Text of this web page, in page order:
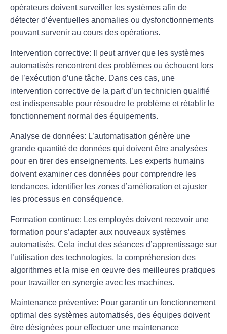
opérateurs doivent surveiller les systèmes afin de
détecter d’éventuelles anomalies ou dysfonctionnements
pouvant survenir au cours des opérations.
Intervention corrective: Il peut arriver que les systèmes
automatisés rencontrent des problèmes ou échouent lors
de l’exécution d’une tâche. Dans ces cas, une
intervention corrective de la part d’un technicien qualifié
est indispensable pour résoudre le problème et rétablir le
fonctionnement normal des équipements.
Analyse de données: L’automatisation génère une
grande quantité de données qui doivent être analysées
pour en tirer des enseignements. Les experts humains
doivent examiner ces données pour comprendre les
tendances, identifier les zones d’amélioration et ajuster
les processus en conséquence.
Formation continue: Les employés doivent recevoir une
formation pour s’adapter aux nouveaux systèmes
automatisés. Cela inclut des séances d’apprentissage sur
l’utilisation des technologies, la compréhension des
algorithmes et la mise en œuvre des meilleures pratiques
pour travailler en synergie avec les machines.
Maintenance préventive: Pour garantir un fonctionnement
optimal des systèmes automatisés, des équipes doivent
être désignées pour effectuer une maintenance